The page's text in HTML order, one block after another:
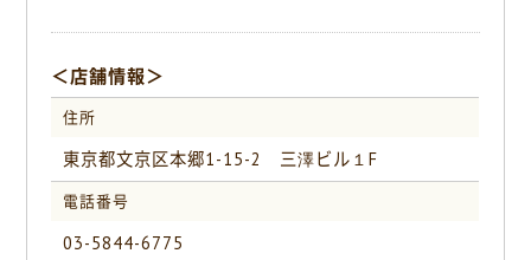
＜店舗情報＞
住所
東京都文京区本郷1-15-2 三澤ビル１F
電話番号
03-5844-6775